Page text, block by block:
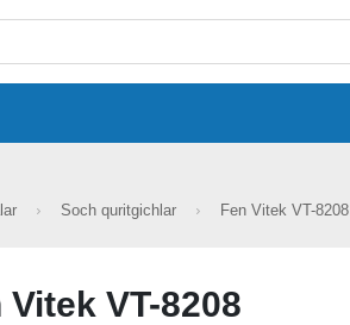
Soch quritgichlar Fen Vitek VT-8208
Vitek VT-8208